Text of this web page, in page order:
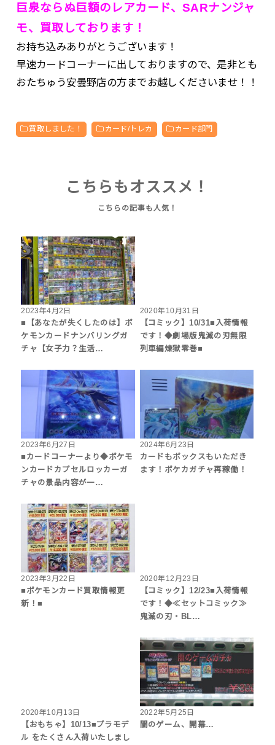
巨泉ならぬ巨額のレアカード、SARナンジャ
モ、買取しております！
お持ち込みありがとうございます！
早速カードコーナーに出しておりますので、是非とも
おたちゅう安曇野店の方までお越しくださいませ！！
買取しました！ カード/トレカ カード部門
こちらもオススメ！
2023年4月2日
■【あなたが失くしたのは】ポ
ケモンカードナンバリングガ
チャ【女子力？生活…
2020年10月31日
【コミック】10/31■入荷情報
です！◆劇場版鬼滅の刃無限
列車編煉獄零巻■
2023年6月27日
■カードコーナーより◆ポケモ
ンカードカプセルロッカーガ
チャの景品内容が一…
2024年6月23日
カードもボックスもいただき
ます！ポケカガチャ再稼働！
2023年3月22日
■ポケモンカード買取情報更
新！■
2020年12月23日
【コミック】12/23■入荷情報
です！◆≪セットコミック≫
鬼滅の刃・BL…
2020年10月13日
【おもちゃ】10/13■プラモデ
ル をたくさん入荷いたしまし
2022年5月25日
闇のゲーム、開幕…